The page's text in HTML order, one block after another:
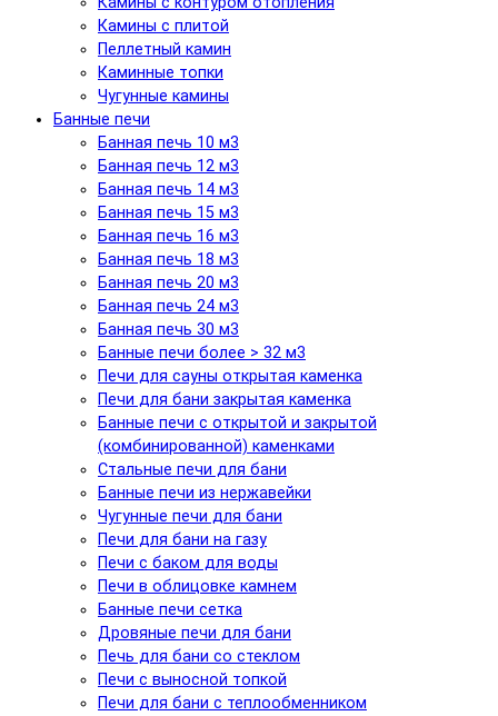
Камины с плитой
Пеллетный камин
Каминные топки
Чугунные камины
Банные печи
Банная печь 10 м3
Банная печь 12 м3
Банная печь 14 м3
Банная печь 15 м3
Банная печь 16 м3
Банная печь 18 м3
Банная печь 20 м3
Банная печь 24 м3
Банная печь 30 м3
Банные печи более > 32 м3
Печи для сауны открытая каменка
Печи для бани закрытая каменка
Банные печи с открытой и закрытой
(комбинированной) каменками
Стальные печи для бани
Банные печи из нержавейки
Чугунные печи для бани
Печи для бани на газу
Печи с баком для воды
Печи в облицовке камнем
Банные печи сетка
Дровяные печи для бани
Печь для бани со стеклом
Печи с выносной топкой
Печи для бани с теплообменником